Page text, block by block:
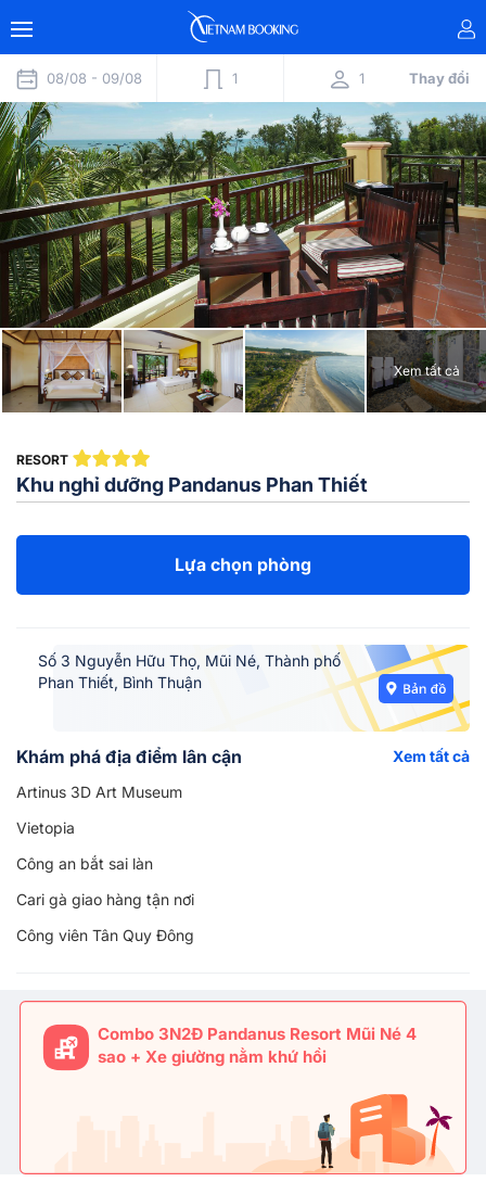
08/08 - 09/08 1 1 Thay đổi
Xem tất cả
RESORT
Khu nghỉ dưỡng Pandanus Phan Thiết
Lựa chọn phòng
Số 3 Nguyễn Hữu Thọ, Mũi Né, Thành phố
Phan Thiết, Bình Thuận
Khám phá địa điểm lân cận
Xem tất cả
Artinus 3D Art Museum
Vietopia
Công an bắt sai làn
Cari gà giao hàng tận nơi
Công viên Tân Quy Đông
Combo 3N2Đ Pandanus Resort Mũi Né 4
sao + Xe giường nằm khứ hồi